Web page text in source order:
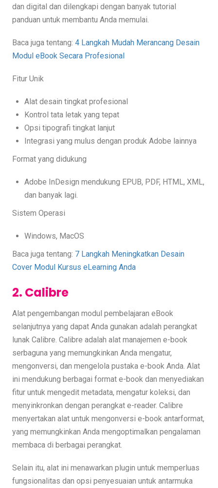
dan digital dan dilengkapi dengan banyak tutorial
panduan untuk membantu Anda memulai.
Baca juga tentang: 4 Langkah Mudah Merancang Desain
Modul eBook Secara Profesional
Fitur Unik
Alat desain tingkat profesional
Kontrol tata letak yang tepat
Opsi tipografi tingkat lanjut
Integrasi yang mulus dengan produk Adobe lainnya
Format yang didukung
Adobe InDesign mendukung EPUB, PDF, HTML, XML,
dan banyak lagi.
Sistem Operasi
Windows, MacOS
Baca juga tentang: 7 Langkah Meningkatkan Desain
Cover Modul Kursus eLearning Anda
2. Calibre
Alat pengembangan modul pembelajaran eBook
selanjutnya yang dapat Anda gunakan adalah perangkat
lunak Calibre. Calibre adalah alat manajemen e-book
serbaguna yang memungkinkan Anda mengatur,
mengonversi, dan mengelola pustaka e-book Anda. Alat
ini mendukung berbagai format e-book dan menyediakan
fitur untuk mengedit metadata, mengatur koleksi, dan
menyinkronkan dengan perangkat e-reader. Calibre
menyertakan alat untuk mengonversi e-book antarformat,
yang memungkinkan Anda mengoptimalkan pengalaman
membaca di berbagai perangkat.
Selain itu, alat ini menawarkan plugin untuk memperluas
fungsionalitas dan opsi penyesuaian untuk antarmuka